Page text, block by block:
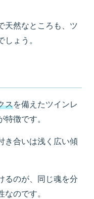
天然なところも、ツ
ょう。
スを備えたツインレ
徴です。
き合いは浅く広い傾
るのが、同じ魂を分
のです。